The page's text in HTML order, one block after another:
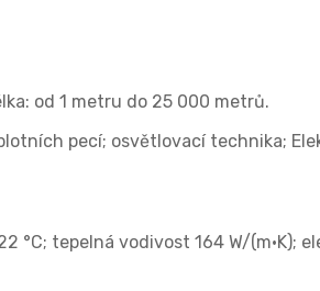
od 1 metru do 25 000 metrů.
pecí; osvětlovací technika;
°C; tepelná vodivost 164 W/(m·K);